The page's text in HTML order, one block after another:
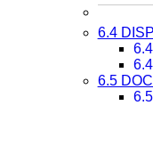
6.4
6.5